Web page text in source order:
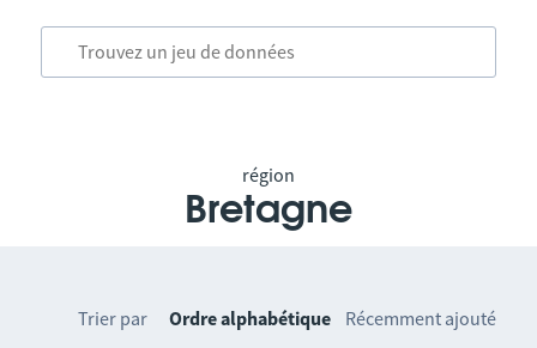
région
Bretagne
Trier par Ordre alphabétique Récemment ajouté